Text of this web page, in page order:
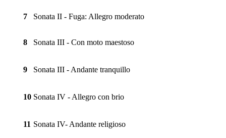
7 Sonata II - Fuga: Allegro moderato
8 Sonata III - Con moto maestoso
9 Sonata III - Andante tranquillo
10 Sonata IV - Allegro con brio
11 Sonata IV- Andante religioso